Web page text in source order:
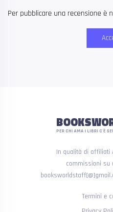
Per pubblicare una recensione
PER CHI AMA I LIBRI C'È
In qualità di affiliati
commissioni su
Termini e